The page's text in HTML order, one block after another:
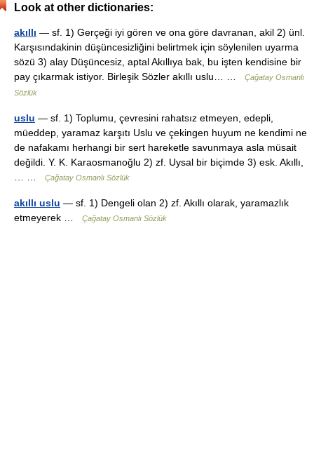
Look at other dictionaries:
akıllı — sf. 1) Gerçeği iyi gören ve ona göre davranan, akil 2) ünl.
Karşısındakinin düşüncesizliğini belirtmek için söylenilen uyarma
sözü 3) alay Düşüncesiz, aptal Akıllıya bak, bu işten kendisine bir
pay çıkarmak istiyor. Birleşik Sözler akıllı uslu… …
Çağatay Osmanlı
Sözlük
uslu — sf. 1) Toplumu, çevresini rahatsız etmeyen, edepli,
müeddep, yaramaz karşıtı Uslu ve çekingen huyum ne kendimi ne
de nafakamı herhangi bir sert hareketle savunmaya asla müsait
değildi. Y. K. Karaosmanoğlu 2) zf. Uysal bir biçimde 3) esk. Akıllı,
Çağatay Osmanlı Sözlük
akıllı uslu — sf. 1) Dengeli olan 2) zf. Akıllı olarak, yaramazlık
etmeyerek …
Çağatay Osmanlı Sözlük